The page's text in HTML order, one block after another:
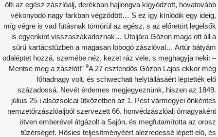
ölti az egész zászlóalj, derékban hajlongva kígyódzott,
vékonyodó nagy farkban végződött… S ez így kínlódik egy
míg végre is vad futásnak tömörül az egész, s az előretört
is egyenkint visszaszakadoznak… Utoljára Gózon maga ott áll
sűrű kartácstűzben a magasan lobogó zászlóval… Artúr
odaléptet hozzá, szemébe néz, kezet ráz vele, s meghagyja neki:
Mentse meg a zászlót!”9A 27 esztendős Gózon Lajos ekkor
főhadnagy volt, és schwechati helytállásáért léptették
századossá. Nevét érdemes megjegyeznünk, hiszen az
július 25-i alsózsolcai ütközetben az 1. Pest vármegyei
nemzetőrzászlóaljból szervezett 66. honvédzászlóalj
ötven emberével átgázolt a Sajón, és megfutamította az
tüzérséget. Hősies teljesítményéért alezredessé lépett elő,